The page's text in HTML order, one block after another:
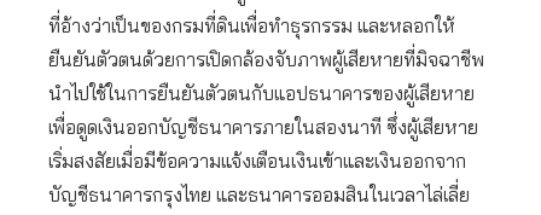
ที่อ้างว่าเป็นของกรมที่ดินเพื่อทำธุรกรรม และหลอกให้
ยืนยันตัวตนด้วยการเปิดกล้องจับภาพผู้เสียหายที่มิจฉาชีพ
นำไปใช้ในการยืนยันตัวตนกับแอปธนาคารของผู้เสียหาย
เพื่อดูดเงินออกบัญชีธนาคารภายในสองนาที ซึ่งผู้เสียหาย
เริ่มสงสัยเมื่อมีข้อความแจ้งเตือนเงินเข้าและเงินออกจาก
บัญชีธนาคารกรุงไทย และธนาคารออมสินในเวลาไล่เลี่ย